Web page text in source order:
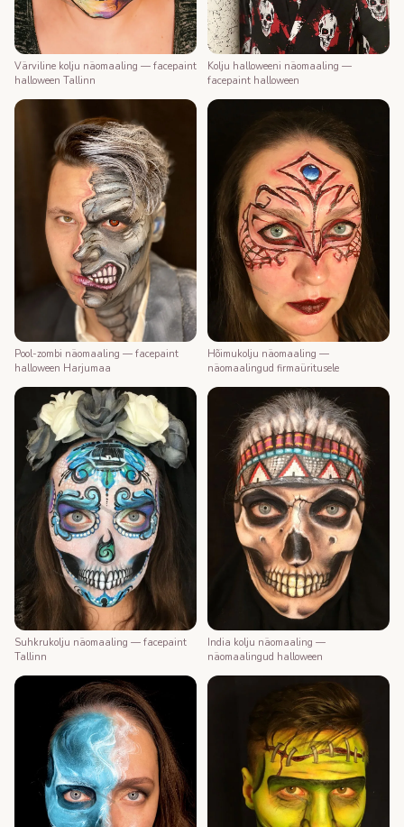
Värviline kolju näomaaling — facepaint
halloween Tallinn
Kolju halloweeni näomaaling —
facepaint halloween
Pool-zombi näomaaling — facepaint
halloween Harjumaa
Hõimukolju näomaaling —
näomaalingud firmaüritusele
Suhkrukolju näomaaling — facepaint
Tallinn
India kolju näomaaling —
näomaalingud halloween